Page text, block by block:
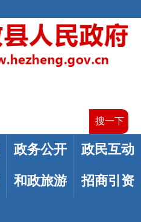
政务公开 政民互动
和政旅游 招商引资